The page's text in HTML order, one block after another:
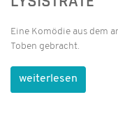
Eine Komödie aus dem
Toben gebracht.
weiterlesen